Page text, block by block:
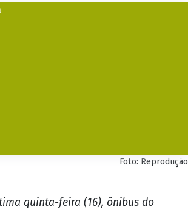
Foto: Reprodução
quinta-feira (16), ônibus do